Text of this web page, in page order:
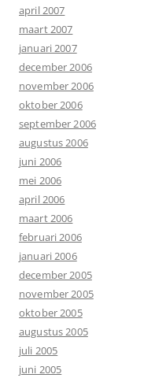
april 2007
maart 2007
januari 2007
december 2006
november 2006
oktober 2006
september 2006
augustus 2006
juni 2006
mei 2006
april 2006
maart 2006
februari 2006
januari 2006
december 2005
november 2005
oktober 2005
augustus 2005
juli 2005
juni 2005